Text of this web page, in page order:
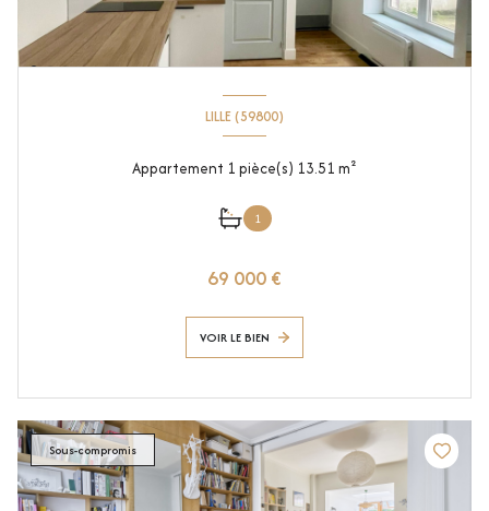
LILLE (59800)
Appartement 1 pièce(s) 13.51 m²
1
69 000 €
VOIR LE BIEN
Sous-compromis